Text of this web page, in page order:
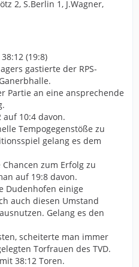
2, S.Berlin 1, J.Wagner,
(19:8)
gastierte der RPS-
Partie an eine ansprechende
auf 10:4 davon.
Tempogegenstöße zu
gelang es dem
zum Erfolg zu
auf 19:8 davon.
Dudenhofen einige
auch diesen Umstand
Gelang es den
scheiterte man immer
Torfrauen des TVD.
38:12 Toren.